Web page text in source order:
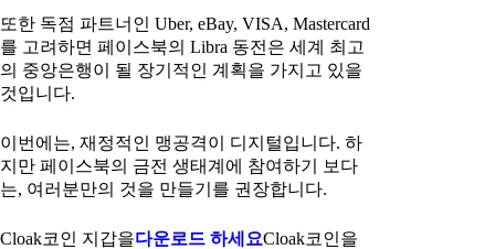
또한 독점 파트너인 Uber, eBay, VISA, Mastercard
를 고려하면 페이스북의 Libra 동전은 세계 최고
의 중앙은행이 될 장기적인 계획을 가지고 있을
것입니다.
이번에는, 재정적인 맹공격이 디지털입니다. 하
지만 페이스북의 금전 생태계에 참여하기 보다
는, 여러분만의 것을 만들기를 권장합니다.
Cloak코인 지갑을다운로드 하세요Cloak코인을